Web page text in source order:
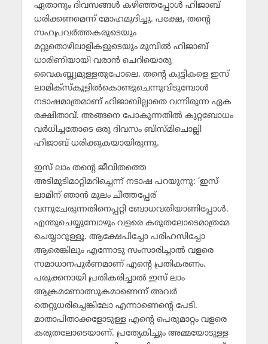
ഏതാനും ദിവസങ്ങള്‍ കഴിഞ്ഞപ്പോള്‍ ഹിജാബ്
ധരിക്കണമെന്ന് മോഹമുദിച്ചു. പക്ഷേ, തന്റെ
സഹപ്രവര്‍ത്തകരുടെയും
മറ്റുതൊഴിലാളികളുടെയും മുമ്പില്‍ ഹിജാബ്
ധാരിണിയായി വരാന്‍ ചെറിയൊരു
വൈകബ്ല്യമുള്ളതുപോലെ. തന്റെ കുട്ടികളെ ഇസ്
ലാമിക്‌സ്‌കൂളില്‍കൊണ്ടുചെന്നുവിടുമ്പോള്‍
നടാഷമാത്രമാണ് ഹിജാബില്ലാതെ വന്നിരുന്ന ഏക
രക്ഷിതാവ്. അങ്ങനെ പോകുന്നതില്‍ കുറ്റബോധം
വര്‍ധിച്ചതോടെ ഒരു ദിവസം ബിസ്മിചൊല്ലി
ഹിജാബ് ധരിക്കുകയായിരുന്നു.
ഇസ് ലാം തന്റെ ജീവിതത്തെ
അടിമുടിമാറ്റിമറിച്ചെന്ന് നടാഷ പറയുന്നു: ‘ഇസ്
ലാമിന് ഞാന്‍ മൂലം ചീത്തപ്പേര്
വന്നുചേരുന്നതിനെപ്പറ്റി ബോധവതിയാണിപ്പോള്‍.
എന്തുചെയ്യുമ്പോഴും വളരെ കരുതലോടെമാത്രമേ
ചെയ്യാറുള്ളൂ. ആക്ഷേപിച്ചോ പരിഹസിച്ചോ
ആരെങ്കിലും എന്നോടു സംസാരിച്ചാല്‍ വളരെ
സമാധാനപൂര്‍ണമാണ് എന്റെ പ്രതികരണം.
പരുക്കനായി പ്രതികരിച്ചാല്‍ ഇസ് ലാം
ആക്രമണോത്സുകമാണെന്ന് അവര്‍
തെറ്റുധരിച്ചെങ്കിലോ എന്നാണെന്റെ പേടി.
മാതാപിതാക്കളോടുള്ള എന്റെ പെരുമാറ്റം വളരെ
കരുതലോടെയാണ്. പ്രത്യേകിച്ചും അമ്മയോടുള്ള